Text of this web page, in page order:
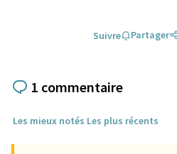
Suivre Partager
1 commentaire
Les mieux notés Les plus récents